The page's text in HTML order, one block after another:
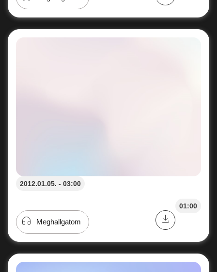
2012.01.05. - 03:00
01:00
Meghallgatom